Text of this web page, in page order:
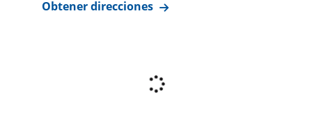
Obtener direcciones